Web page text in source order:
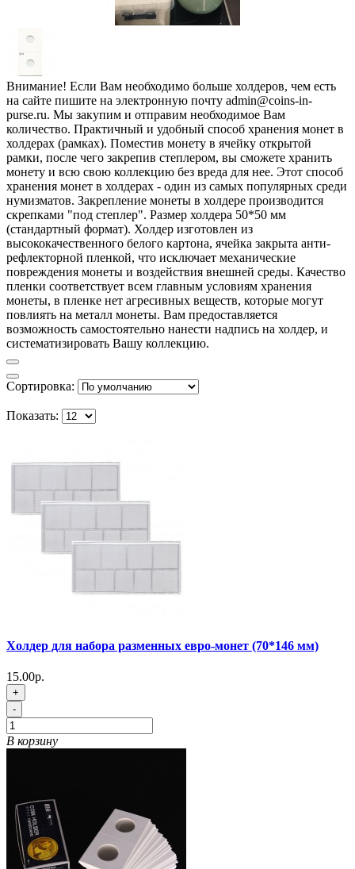
Внимание! Если Вам необходимо больше холдеров, чем есть
на сайте пишите на электронную почту admin@coins-in-
purse.ru. Мы закупим и отправим необходимое Вам
количество. Практичный и удобный способ хранения монет в
холдерах (рамках). Поместив монету в ячейку открытой
рамки, после чего закрепив степлером, вы сможете хранить
монету и всю свою коллекцию без вреда для нее. Этот способ
хранения монет в холдерах - один из самых популярных среди
нумизматов. Закрепление монеты в холдере производится
скрепками "под степлер". Размер холдера 50*50 мм
(стандартный формат). Холдер изготовлен из
высококачественного белого картона, ячейка закрыта анти-
рефлекторной пленкой, что исключает механические
повреждения монеты и воздействия внешней среды. Качество
пленки соответствует всем главным условиям хранения
монеты, в пленке нет агресивных веществ, которые могут
повлиять на металл монеты. Вам предоставляется
возможность самостоятельно нанести надпись на холдер, и
систематизировать Вашу коллекцию.
Сортировка:
Показать:
Холдер для набора разменных евро-монет (70*146 мм)
15.00р.
+
-
В корзину